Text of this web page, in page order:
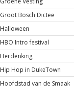
Groot Bosch Dictee
Halloween
HBO Intro festival
Herdenking
Hip Hop in DukeTown
Hoofdstad van de Smaak